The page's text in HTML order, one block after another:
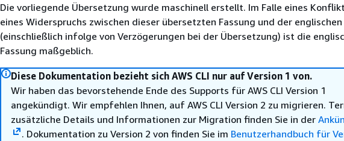
Die vorliegende Übersetzung wurde maschinell erstellt. Im Falle eines
eines Widerspruchs zwischen dieser übersetzten Fassung und der englischen
(einschließlich infolge von Verzögerungen bei der Übersetzung) ist die
Fassung maßgeblich.
Diese Dokumentation bezieht sich AWS CLI nur auf Version 1 von.
Wir haben das bevorstehende Ende des Supports für AWS CLI Version 1
angekündigt. Wir empfehlen Ihnen, auf AWS CLI Version 2 zu migrieren.
zusätzliche Details und Informationen zur Migration finden Sie in der
. Dokumentation zu Version 2 von finden Sie im Benutzerhandbuch für